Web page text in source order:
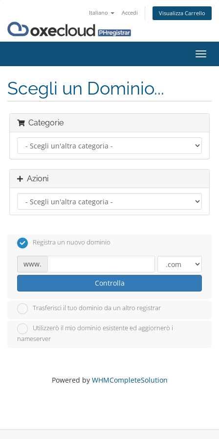
Italiano Accedi Visualizza Carrello
Attiva
Scegli un Dominio...
Categorie
Azioni
Registra un nuovo dominio
www.
Controlla
Trasferisci il tuo dominio da un altro registrar
Utilizzerò il mio dominio esistente ed aggiornerò i
nameserver
Powered by WHMCompleteSolution